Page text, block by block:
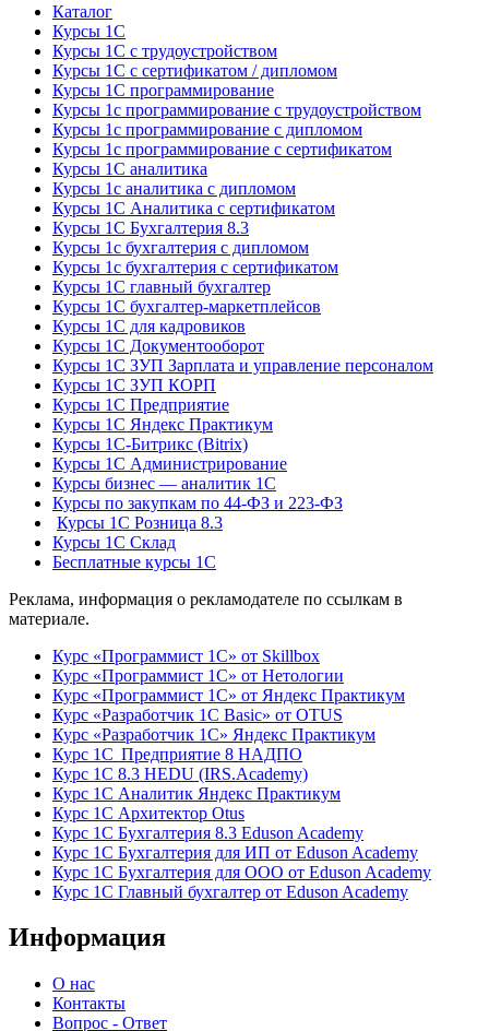
Каталог
Курсы 1С
Курсы 1С с трудоустройством
Курсы 1С с сертификатом / дипломом
Курсы 1С программирование
Курсы 1с программирование с трудоустройством
Курсы 1с программирование с дипломом
Курсы 1с программирование с сертификатом
Курсы 1С аналитика
Курсы 1с аналитика с дипломом
Курсы 1С Аналитика с сертификатом
Курсы 1С Бухгалтерия 8.3
Курсы 1с бухгалтерия с дипломом
Курсы 1с бухгалтерия с сертификатом
Курсы 1С главный бухгалтер
Курсы 1С бухгалтер-маркетплейсов
Курсы 1С для кадровиков
Курсы 1С Документооборот
Курсы 1С ЗУП Зарплата и управление персоналом
Курсы 1С ЗУП КОРП
Курсы 1С Предприятие
Курсы 1С Яндекс Практикум
Курсы 1С-Битрикс (Bitrix)
Курсы 1С Администрирование
Курсы бизнес — аналитик 1С
Курсы по закупкам по 44‑ФЗ и 223‑ФЗ
Курсы 1С Розница 8.3
Курсы 1С Склад
Бесплатные курсы 1С
Реклама, информация о рекламодателе по ссылкам в
материале.
Курс «Программист 1С» от Skillbox
Курс «Программист 1С» от Нетологии
Курс «Программист 1С» от Яндекс Практикум
Курс «Разработчик 1С Basic» от OTUS
Курс «Разработчик 1С» Яндекс Практикум
Курс 1С Предприятие 8 НАДПО
Курс 1С 8.3 HEDU (IRS.Academy)
Курс 1С Аналитик Яндекс Практикум
Курс 1С Архитектор Otus
Курс 1С Бухгалтерия 8.3 Eduson Academy
Курс 1С Бухгалтерия для ИП от Eduson Academy
Курс 1С Бухгалтерия для ООО от Eduson Academy
Курс 1С Главный бухгалтер от Eduson Academy
Информация
О нас
Контакты
Вопрос - Ответ